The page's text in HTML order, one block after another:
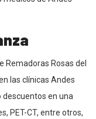
Remadoras Rosas del
las clínicas Andes
descuentos en una
PET-CT, entre otros,